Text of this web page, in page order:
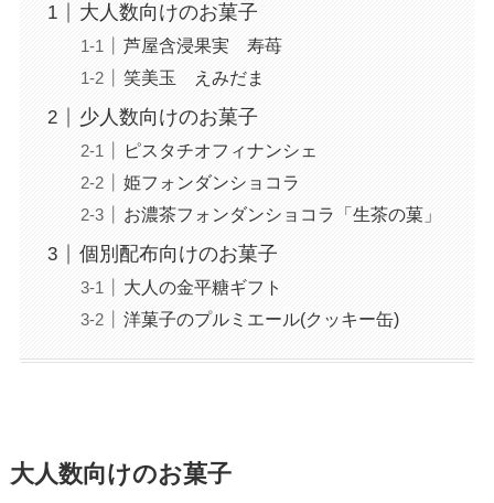
大人数向けのお菓子
芦屋含浸果実 寿苺
笑美玉 えみだま
少人数向けのお菓子
ピスタチオフィナンシェ
姫フォンダンショコラ
お濃茶フォンダンショコラ「生茶の菓」
個別配布向けのお菓子
大人の金平糖ギフト
洋菓子のプルミエール(クッキー缶)
大人数向けのお菓子